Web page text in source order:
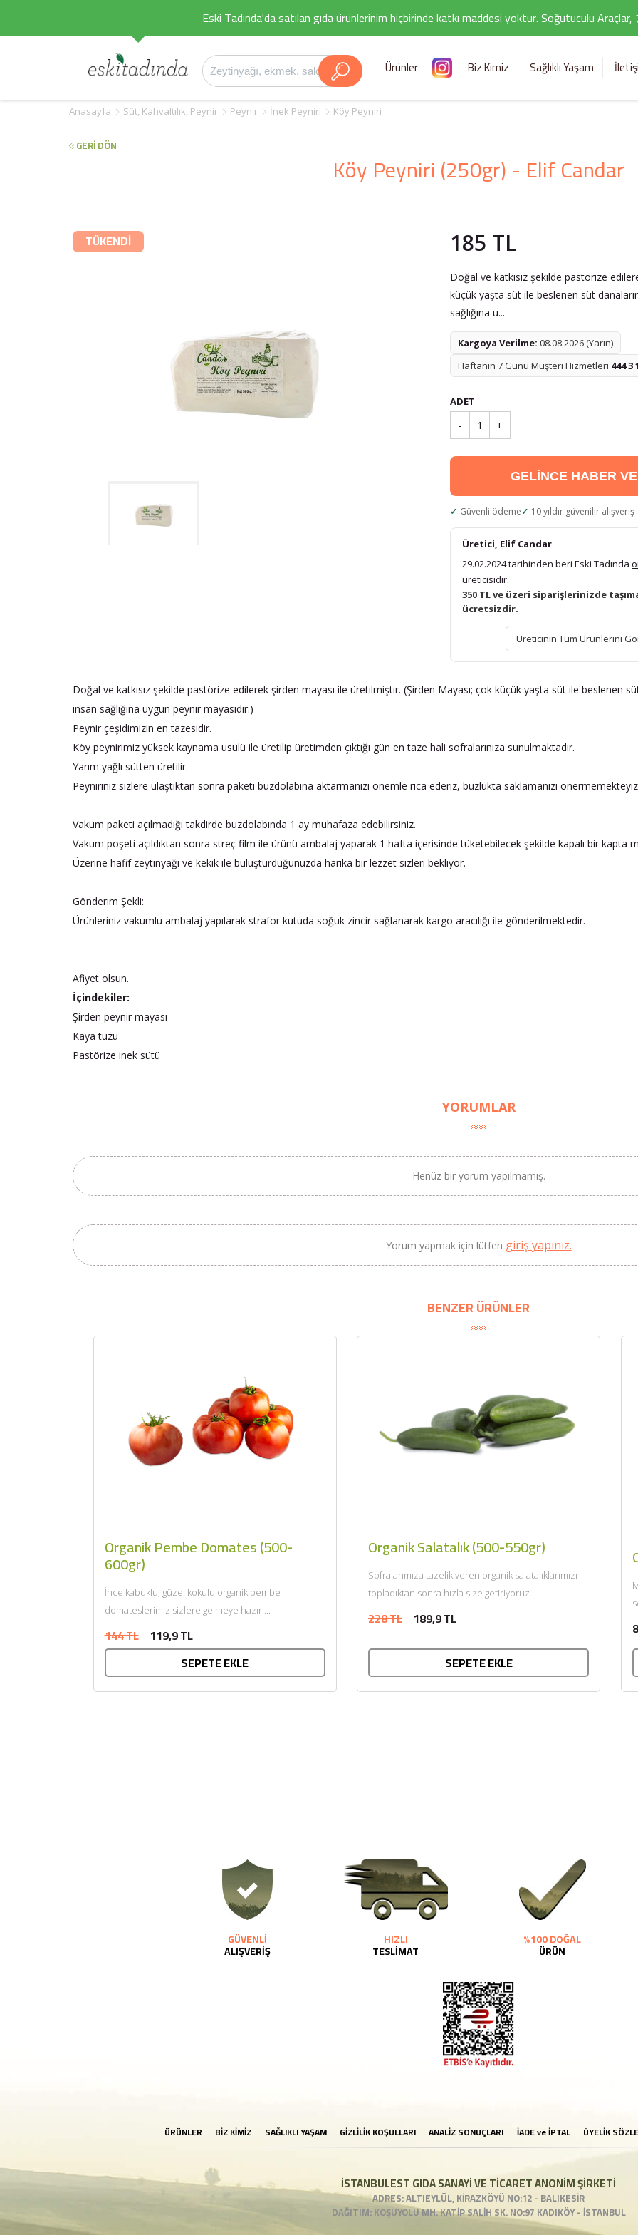
Eski Tadında'da satılan gıda ürünlerinim hiçbirinde katkı maddesi yoktur. Soğutuculu
Ürünler Biz Kimiz Sağlıklı Yaşam
Anasayfa Süt, Kahvaltılık, Peynir Peynir İnek Peyniri Köy Peyniri
GERİ DÖN
Köy Peyniri (250gr) - Elif Candar
TÜKENDİ 185 TL
Doğal ve katkısız şekilde pastörize
küçük yaşta süt ile beslenen süt
sağlığına u...
Kargoya Verilme: 08.08.2026 (Yarın)
Haftanın 7 Günü Müşteri Hizmetleri 444 3
ADET
- 1 +
GELİNCE HABER
Güvenli ödeme 10 yıldır güvenilir alışveriş
Üretici, Elif Candar
29.02.2024 tarihinden beri Eski Tadında
üreticisidir.
350 TL ve üzeri siparişlerinizde
ücretsizdir.
Üreticinin Tüm Ürünlerini
Doğal ve katkısız şekilde pastörize edilerek şirden mayası ile üretilmiştir. (Şirden Mayası; çok küçük yaşta süt ile beslenen
insan sağlığına uygun peynir mayasıdır.)
Peynir çeşidimizin en tazesidir.
Köy peynirimiz yüksek kaynama usülü ile üretilip üretimden çıktığı gün en taze hali sofralarınıza sunulmaktadır.
Yarım yağlı sütten üretilir.
Peyniriniz sizlere ulaştıktan sonra paketi buzdolabına aktarmanızı önemle rica ederiz, buzlukta saklamanızı
Vakum paketi açılmadığı takdirde buzdolabında 1 ay muhafaza edebilirsiniz.
Vakum poşeti açıldıktan sonra streç film ile ürünü ambalaj yaparak 1 hafta içerisinde tüketebilecek şekilde kapalı bir kapta
Üzerine hafif zeytinyağı ve kekik ile buluşturduğunuzda harika bir lezzet sizleri bekliyor.
Gönderim Şekli:
Ürünleriniz vakumlu ambalaj yapılarak strafor kutuda soğuk zincir sağlanarak kargo aracılığı ile gönderilmektedir.
Afiyet olsun.
İçindekiler:
Şirden peynir mayası
Kaya tuzu
Pastörize inek sütü
YORUMLAR
Henüz bir yorum yapılmamış.
Yorum yapmak için lütfen giriş yapınız.
BENZER ÜRÜNLER
Organik Pembe Domates (500-
600gr)
İnce kabuklu, güzel kokulu organik pembe
domateslerimiz sizlere gelmeye hazır....
144 TL 119,9 TL
SEPETE EKLE
Organik Salatalık (500-550gr)
Sofralarımıza tazelik veren organik salatalıklarımızı
topladıktan sonra hızla size getiriyoruz....
228 TL 189,9 TL
SEPETE EKLE
GÜVENLİ
ALIŞVERİŞ
HIZLI
TESLİMAT
%100 DOĞAL
ÜRÜN
ÜRÜNLER BİZ KİMİZ SAĞLIKLI YAŞAM GİZLİLİK KOŞULLARI ANALİZ SONUÇLARI İADE ve İPTAL ÜYELİK
İSTANBULEST GIDA SANAYİ VE TİCARET ANONİM ŞİRKETİ
ADRES: ALTIEYLÜL, KİRAZKÖYÜ NO:12 - BALIKESİR
DAĞITIM: KOŞUYOLU MH. KATİP SALİH SK. NO:97 KADIKÖY - İSTANBUL
BU HAFTANIN PLANLI İNDİRİMİ
Sızma Zeytinyağı (2025
Yeni Hasat, Güney Ege, 5